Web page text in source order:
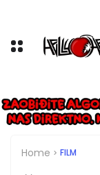
Home FILM